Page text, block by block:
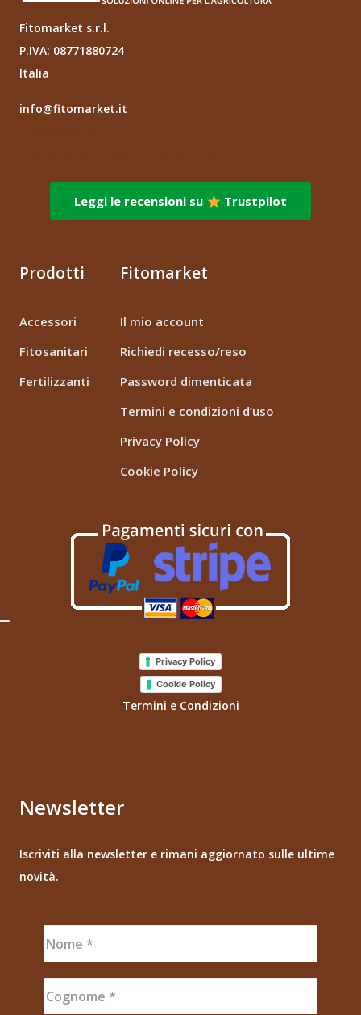
Fitomarket s.r.l.
P.IVA: 08771880724
Italia
info@fitomarket.it
Leggi le recensioni su Trustpilot
Prodotti
Accessori
Fitosanitari
Fertilizzanti
Fitomarket
Il mio account
Richiedi recesso/reso
Password dimenticata
Termini e condizioni d’uso
Privacy Policy
Cookie Policy
Privacy Policy
Cookie Policy
Termini e Condizioni
Newsletter
Iscriviti alla newsletter e rimani aggiornato sulle ultime
novità.